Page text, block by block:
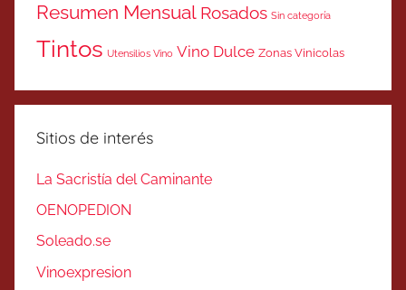
Resumen Mensual Rosados Sin categoría
Tintos Utensilios Vino Vino Dulce Zonas Vinicolas
Sitios de interés
La Sacristía del Caminante
OENOPEDION
Soleado.se
Vinoexpresion